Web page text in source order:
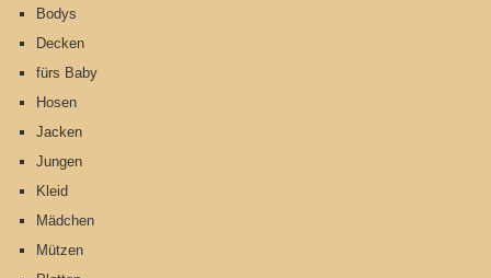
Bodys
Decken
fürs Baby
Hosen
Jacken
Jungen
Kleid
Mädchen
Mützen